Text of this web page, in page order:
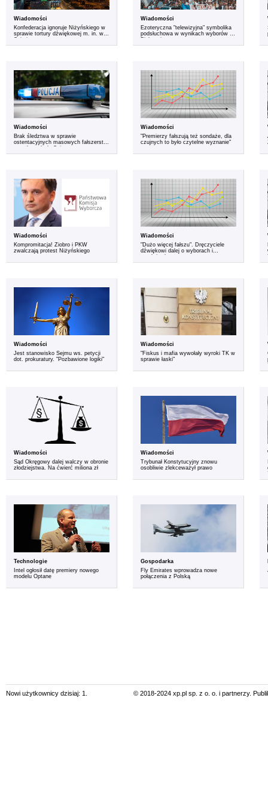
Wiadomości
Konfederacja ignoruje Niżyńskiego w
sprawie tortury dźwiękowej m. in. w
Sejmie
Wiadomości
Ezoteryczna "telewizyjna" symbolika
podsłuchowa w wynikach wyborów na
Białorusi
Wiadomości
Brak śledztwa w sprawie
ostentacyjnych masowych fałszerstw
w wyborach do Sejmu
Wiadomości
"Premierzy fałszują też sondaże, dla
czujnych to było czytelne wyznanie"
Wiadomości
Kompromitacja! Ziobro i PKW
zwalczają protest Niżyńskiego
Wiadomości
"Dużo więcej fałszu". Dręczyciele
dźwiękowi dalej o wyborach i
sondażach
Wiadomości
Jest stanowisko Sejmu ws. petycji
dot. prokuratury. "Pozbawione logiki"
Wiadomości
"Fiskus i mafia wywołały wyroki TK w
sprawie łaski"
Wiadomości
Sąd Okręgowy dalej walczy w obronie
złodziejstwa. Na ćwierć miliona zł
Wiadomości
Trybunał Konstytucyjny znowu
osobliwie zlekceważył prawo
Technologie
Intel ogłosił datę premiery nowego
modelu Optane
Gospodarka
Fly Emirates wprowadza nowe
połączenia z Polską
Nowi użytkownicy dzisiaj: 1. © 2018-2024 xp.pl sp. z o. o. i partnerzy.